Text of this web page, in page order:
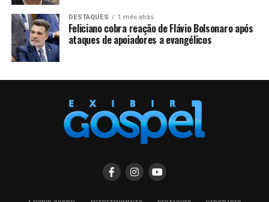
DESTAQUES 1 mês atrás
Feliciano cobra reação de Flávio Bolsonaro após
ataques de apoiadores a evangélicos